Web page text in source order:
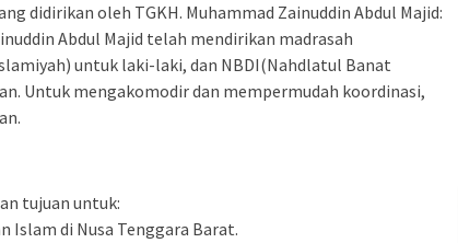
didirikan oleh TGKH. Muhammad Zainuddin Abdul Majid:
Abdul Majid telah mendirikan madrasah
untuk laki-laki, dan NBDI(Nahdlatul Banat
Untuk mengakomodir dan mempermudah koordinasi,
tujuan untuk:
Islam di Nusa Tenggara Barat.